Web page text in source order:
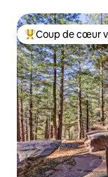
Coups de cœur
Coup de cœur